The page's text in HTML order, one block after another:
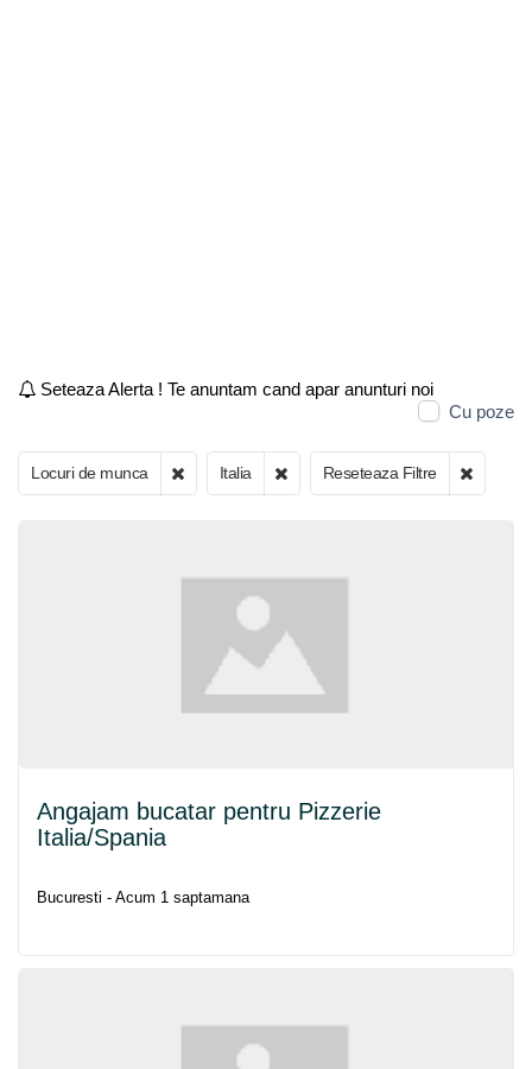
Seteaza Alerta ! Te anuntam cand apar anunturi noi
Cu poze
Locuri de munca Italia Reseteaza Filtre
Angajam bucatar pentru Pizzerie
Italia/Spania
Bucuresti - Acum 1 saptamana